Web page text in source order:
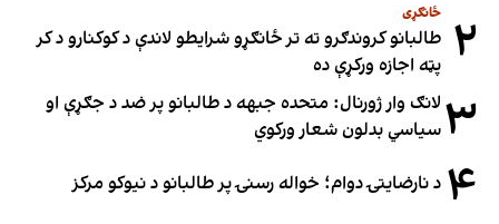
۲ ځانګړی
طالبانو کروندګرو ته تر ځانګړو شرایطو لاندې د کوکنارو د کر
پټه اجازه ورکړې ده
۳ لانګ وار ژورنال: متحده جبهه د طالبانو پر ضد د جګړې او
سیاسي بدلون شعار ورکوي
۴ د نارضایتۍ دوام؛ خواله رسنۍ پر طالبانو د نیوکو مرکز